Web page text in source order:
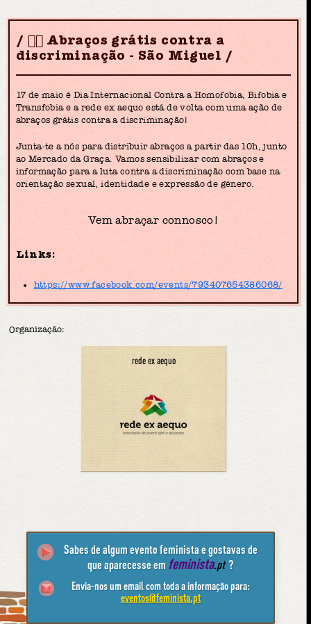
🏳️‍🌈 Abraços grátis contra a
discriminação - São Miguel
17 de maio é Dia Internacional Contra a Homofobia, Bifobia e
Transfobia e a rede ex aequo está de volta com uma ação de
abraços grátis contra a discriminação!
Junta-te a nós para distribuir abraços a partir das 10h, junto
ao Mercado da Graça. Vamos sensibilizar com abraços e
informação para a luta contra a discriminação com base na
orientação sexual, identidade e expressão de género.
Vem abraçar connosco!
Links:
https://www.facebook.com/events/793407654386068/
Organização:
rede ex aequo
Sabes de algum evento feminista e gostavas de
que aparecesse em feminista.pt ?
Envia-nos um email com toda a informação para:
eventos@feminista.pt